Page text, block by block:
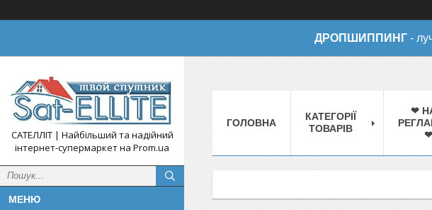
ДРОПШИППИНГ -
САТЕЛЛІТ | Найбільший та надійний
інтернет-супермаркет на Prom.ua
ГОЛОВНА
КАТЕГОРІЇ
ТОВАРІВ
❤
❤